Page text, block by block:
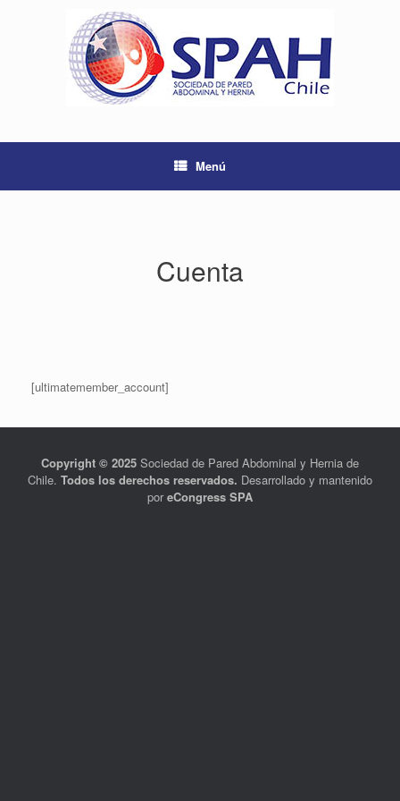
Menú
Cuenta
[ultimatemember_account]
Copyright © 2025 Sociedad de Pared Abdominal y Hernia de
Chile. Todos los derechos reservados. Desarrollado y mantenido
por eCongress SPA